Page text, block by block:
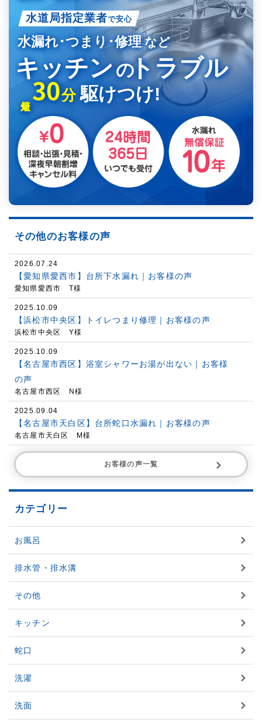
水道局指定業者で安心
水漏れ･つまり･修理など
キッチンのトラブル
30分 駆けつけ!
その他のお客様の声
2026.07.24
【愛知県愛西市】台所下水漏れ｜お客様の声
愛知県愛西市 T様
2025.10.09
【浜松市中央区】トイレつまり修理｜お客様の声
浜松市中央区 Y様
2025.10.09
【名古屋市西区】浴室シャワーお湯が出ない｜お客様
の声
名古屋市西区 N様
2025.09.04
【名古屋市天白区】台所蛇口水漏れ｜お客様の声
名古屋市天白区 M様
お客様の声一覧
カテゴリー
お風呂
排水管・排水溝
その他
キッチン
蛇口
洗濯
洗面